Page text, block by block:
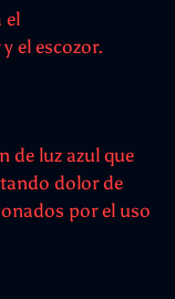
el
el escozor.
de luz azul que
dolor de
por el uso